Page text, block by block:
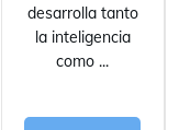
desarrolla tanto
la inteligencia
como ...